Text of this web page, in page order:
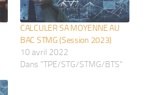
CALCULER SA MOYENNE AU
BAC STMG (Session 2023)
10 avril 2022
Dans "TPE/STG/STMG/BTS"